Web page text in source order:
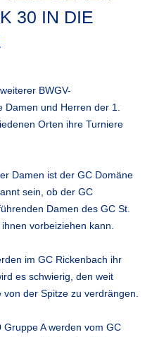
30 IN DIE
BWGV-
und Herren der 1.
Orten ihre Turniere
Damen ist der GC Domäne
sein, ob der GC
Damen des GC St.
vorbeiziehen kann.
im GC Rickenbach ihr
es schwierig, den weit
der Spitze zu verdrängen.
A werden vom GC